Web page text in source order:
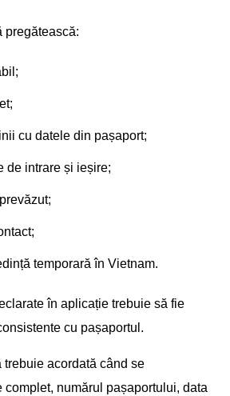
pregătească:
cu datele din pașaport;
de intrare și ieșire;
temporară în Vietnam.
în aplicație trebuie să fie
cu pașaportul.
trebuie acordată când se
numărul pașaportului, data